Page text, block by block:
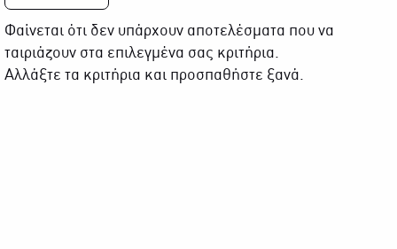
Φαίνεται ότι δεν υπάρχουν αποτελέσματα που να
ταιριάζουν στα επιλεγμένα σας κριτήρια.
Αλλάξτε τα κριτήρια και προσπαθήστε ξανά.